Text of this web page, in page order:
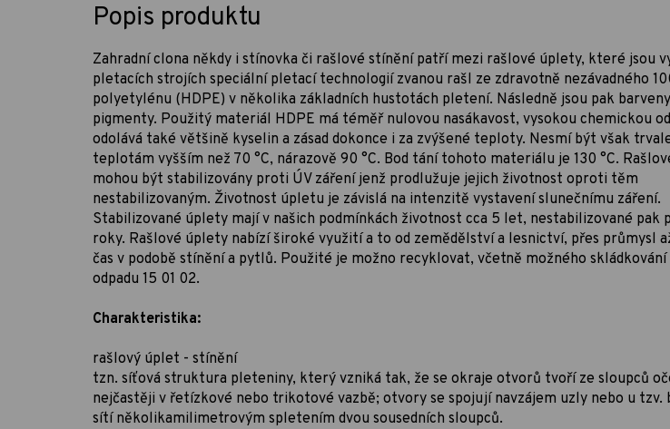
Popis produktu
Zahradní clona někdy i stínovka či rašlové stínění patří mezi rašlové úplety, které jsou
pletacích strojích speciální pletací technologií zvanou rašl ze zdravotně nezávadného
polyetylénu (HDPE) v několika základních hustotách pletení. Následně jsou pak
pigmenty. Použitý materiál HDPE má téměř nulovou nasákavost, vysokou chemickou
odolává také většině kyselin a zásad dokonce i za zvýšené teploty. Nesmí být však
teplotám vyšším než 70 °C, nárazově 90 °C. Bod tání tohoto materiálu je 130 °C.
mohou být stabilizovány proti ÚV záření jenž prodlužuje jejich životnost oproti těm
nestabilizovaným. Životnost úpletu je závislá na intenzitě vystavení slunečnímu záření.
Stabilizované úplety mají v našich podmínkách životnost cca 5 let, nestabilizované pak
roky. Rašlové úplety nabízí široké využití a to od zemědělství a lesnictví, přes průmysl
čas v podobě stínění a pytlů. Použité je možno recyklovat, včetně možného skládkování
odpadu 15 01 02.
Charakteristika:
rašlový úplet - stínění
tzn. síťová struktura pleteniny, který vzniká tak, že se okraje otvorů tvoří ze sloupců
nejčastěji v řetízkové nebo trikotové vazbě; otvory se spojují navzájem uzly nebo u tzv.
sítí několikamilimetrovým spletením dvou sousedních sloupců.